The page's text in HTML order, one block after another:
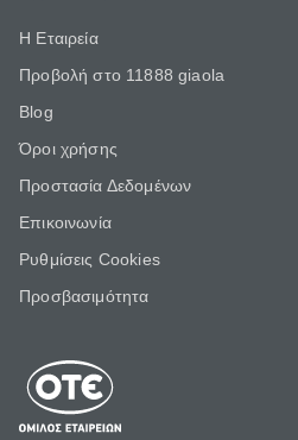
Η Εταιρεία
Προβολή στο 11888 giaola
Blog
Όροι χρήσης
Προστασία Δεδομένων
Επικοινωνία
Ρυθμίσεις Cookies
Προσβασιμότητα